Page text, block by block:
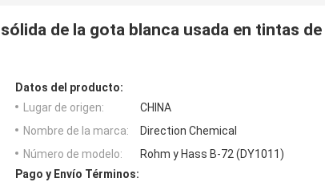
de la gota blanca usada en tintas de
Datos del producto:
Lugar de origen:
CHINA
Nombre de la marca:
Direction Chemical
Número de modelo:
Rohm y Hass B-72 (DY1011)
Pago y Envío Términos: